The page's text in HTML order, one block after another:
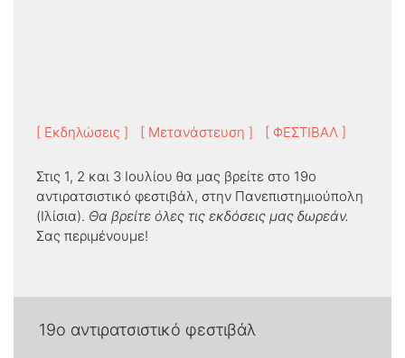
19ο αντιρατσιστικό φεστιβάλ
[ Εκδηλώσεις ] [ Μετανάστευση ] [ ΦΕΣΤΙΒΑΛ ]
Στις 1, 2 και 3 Ιουλίου θα μας βρείτε στο 19ο
αντιρατσιστικό φεστιβάλ, στην Πανεπιστημιούπολη
(Ιλίσια). Θα βρείτε όλες τις εκδόσεις μας δωρεάν.
Σας περιμένουμε!